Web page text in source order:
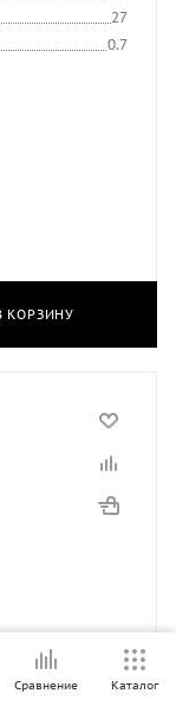
27
0.7
КОРЗИНУ
Сравнение Каталог